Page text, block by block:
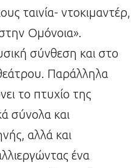
ταινία- ντοκιμαντέρ,
Ομόνοια».
σύνθεση και στο
Παράλληλα
το πτυχίο της
σύνολα και
αλλά και
ένα